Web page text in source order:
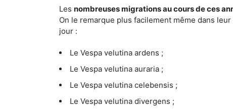
Les nombreuses migrations au cours de ces
On le remarque plus facilement même dans
jour :
Le Vespa velutina ardens ;
Le Vespa velutina auraria ;
Le Vespa velutina celebensis ;
Le Vespa velutina divergens ;